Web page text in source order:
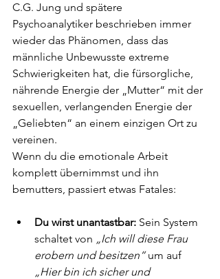
C.G. Jung und spätere
Psychoanalytiker beschrieben immer
wieder das Phänomen, dass das
männliche Unbewusste extreme
Schwierigkeiten hat, die fürsorgliche,
nährende Energie der „Mutter“ mit der
sexuellen, verlangenden Energie der
„Geliebten“ an einem einzigen Ort zu
vereinen.
Wenn du die emotionale Arbeit
komplett übernimmst und ihn
bemutters, passiert etwas Fatales:
Du wirst unantastbar: Sein System
schaltet von „Ich will diese Frau
erobern und besitzen“ um auf
„Hier bin ich sicher und